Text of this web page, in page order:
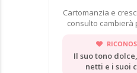
Cartomanzia e
consulto cambierà
Il suo tono
netti e i suoi